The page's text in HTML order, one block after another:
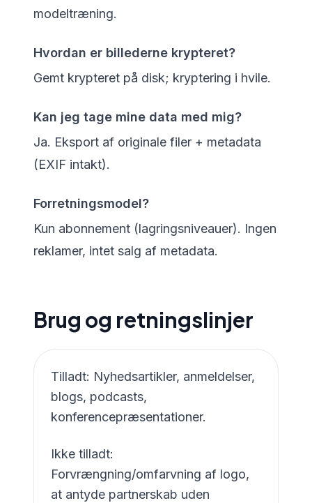
modeltræning.
Hvordan er billederne krypteret?
Gemt krypteret på disk; kryptering i hvile.
Kan jeg tage mine data med mig?
Ja. Eksport af originale filer + metadata
(EXIF intakt).
Forretningsmodel?
Kun abonnement (lagringsniveauer). Ingen
reklamer, intet salg af metadata.
Brug og retningslinjer
Tilladt: Nyhedsartikler, anmeldelser,
blogs, podcasts,
konferencepræsentationer.
Ikke tilladt:
Forvrængning/omfarvning af logo,
at antyde partnerskab uden